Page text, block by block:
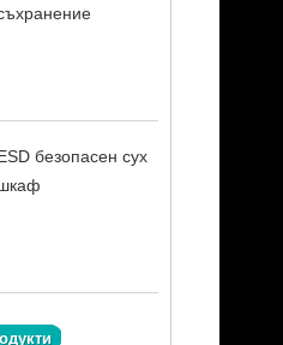
безопасен сух